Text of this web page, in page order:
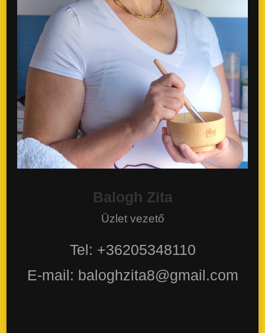
Balogh Zita
Üzlet vezető
Tel: +36205348110
E-mail: baloghzita8@gmail.com